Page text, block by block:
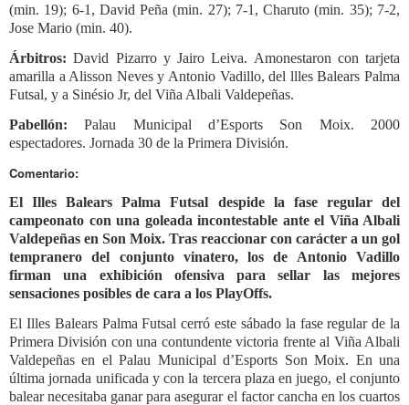
(min. 19); 6-1, David Peña (min. 27); 7-1, Charuto (min. 35); 7-2,
Jose Mario (min. 40).
Árbitros: David Pizarro y Jairo Leiva. Amonestaron con tarjeta
amarilla a Alisson Neves y Antonio Vadillo, del llles Balears Palma
Futsal, y a Sinésio Jr, del Viña Albali Valdepeñas.
Pabellón: Palau Municipal d’Esports Son Moix. 2000
espectadores. Jornada 30 de la Primera División.
Comentario:
El Illes Balears Palma Futsal despide la fase regular del
campeonato con una goleada incontestable ante el Viña Albali
Valdepeñas en Son Moix. Tras reaccionar con carácter a un gol
tempranero del conjunto vinatero, los de Antonio Vadillo
firman una exhibición ofensiva para sellar las mejores
sensaciones posibles de cara a los PlayOffs.
El Illes Balears Palma Futsal cerró este sábado la fase regular de la
Primera División con una contundente victoria frente al Viña Albali
Valdepeñas en el Palau Municipal d’Esports Son Moix. En una
última jornada unificada y con la tercera plaza en juego, el conjunto
balear necesitaba ganar para asegurar el factor cancha en los cuartos